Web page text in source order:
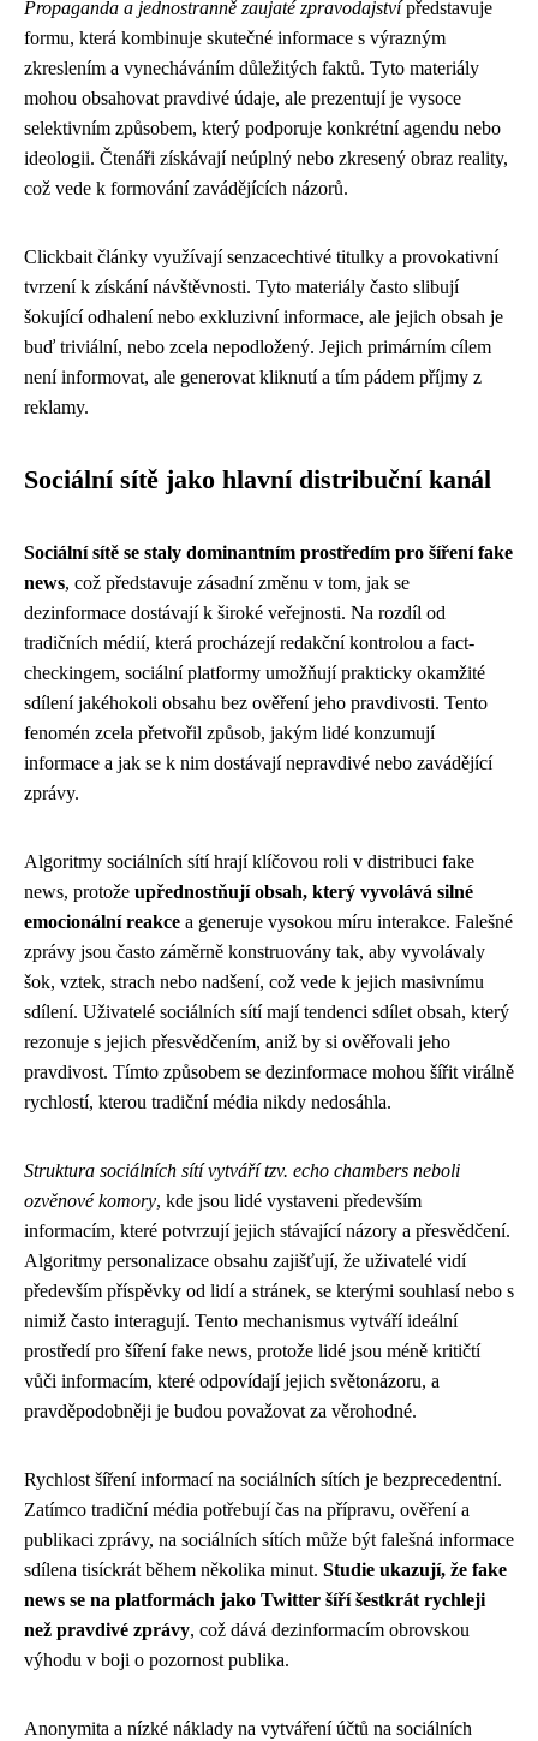
Propaganda a jednostranně zaujaté zpravodajstvípředstavuje
formu, která kombinuje skutečné informace s výrazným
zkreslením a vynecháváním důležitých faktů. Tyto materiály
mohou obsahovat pravdivé údaje, ale prezentují je vysoce
selektivním způsobem, který podporuje konkrétní agendu nebo
ideologii. Čtenáři získávají neúplný nebo zkresený obraz reality,
což vede k formování zavádějících názorů.
Clickbait články využívají senzacechtivé titulky a provokativní
tvrzení k získání návštěvnosti. Tyto materiály často slibují
šokující odhalení nebo exkluzivní informace, ale jejich obsah je
buď triviální, nebo zcela nepodložený. Jejich primárním cílem
není informovat, ale generovat kliknutí a tím pádem příjmy z
reklamy.
Sociální sítě jako hlavní distribuční kanál
Sociální sítě se staly dominantním prostředím pro šíření fake
news, což představuje zásadní změnu v tom, jak se
dezinformace dostávají k široké veřejnosti. Na rozdíl od
tradičních médií, která procházejí redakční kontrolou a fact-
checkingem, sociální platformy umožňují prakticky okamžité
sdílení jakéhokoli obsahu bez ověření jeho pravdivosti. Tento
fenomén zcela přetvořil způsob, jakým lidé konzumují
informace a jak se k nim dostávají nepravdivé nebo zavádějící
zprávy.
Algoritmy sociálních sítí hrají klíčovou roli v distribuci fake
news, protože upřednostňují obsah, který vyvolává silné
emocionální reakce a generuje vysokou míru interakce. Falešné
zprávy jsou často záměrně konstruovány tak, aby vyvolávaly
šok, vztek, strach nebo nadšení, což vede k jejich masivnímu
sdílení. Uživatelé sociálních sítí mají tendenci sdílet obsah, který
rezonuje s jejich přesvědčením, aniž by si ověřovali jeho
pravdivost. Tímto způsobem se dezinformace mohou šířit virálně
rychlostí, kterou tradiční média nikdy nedosáhla.
Struktura sociálních sítí vytváří tzv. echo chambers neboli
ozvěnové komory, kde jsou lidé vystaveni především
informacím, které potvrzují jejich stávající názory a přesvědčení.
Algoritmy personalizace obsahu zajišťují, že uživatelé vidí
především příspěvky od lidí a stránek, se kterými souhlasí nebo s
nimiž často interagují. Tento mechanismus vytváří ideální
prostředí pro šíření fake news, protože lidé jsou méně kritičtí
vůči informacím, které odpovídají jejich světonázoru, a
pravděpodobněji je budou považovat za věrohodné.
Rychlost šíření informací na sociálních sítích je bezprecedentní.
Zatímco tradiční média potřebují čas na přípravu, ověření a
publikaci zprávy, na sociálních sítích může být falešná informace
sdílena tisíckrát během několika minut. Studie ukazují, že fake
news se na platformách jako Twitter šíří šestkrát rychleji
než pravdivé zprávy, což dává dezinformacím obrovskou
výhodu v boji o pozornost publika.
Anonymita a nízké náklady na vytváření účtů na sociálních